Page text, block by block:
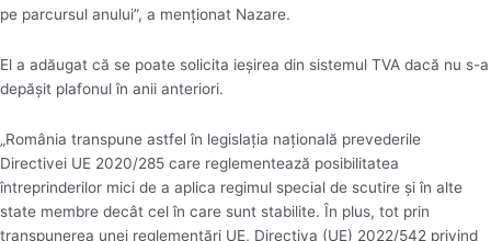
pe parcursul anului”, a menţionat Nazare.
El a adăugat că se poate solicita ieşirea din sistemul TVA dacă nu s-a
depăşit plafonul în anii anteriori.
„România transpune astfel în legislaţia naţională prevederile
Directivei UE 2020/285 care reglementează posibilitatea
întreprinderilor mici de a aplica regimul special de scutire şi în alte
state membre decât cel în care sunt stabilite. În plus, tot prin
transpunerea unei reglementări UE, Directiva (UE) 2022/542 privind